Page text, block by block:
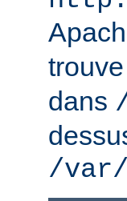
dans
/